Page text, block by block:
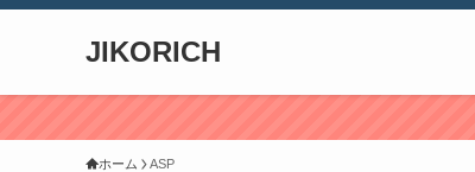
JIKORICH
ホーム ASP